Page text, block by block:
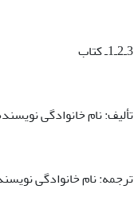
3ـ2ـ1ـ کتاب
تألیف: نام خانوادگی
ترجمه: نام خانوادگی